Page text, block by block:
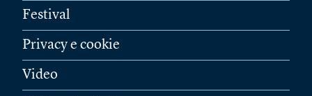
Festival
Privacy e cookie
Video